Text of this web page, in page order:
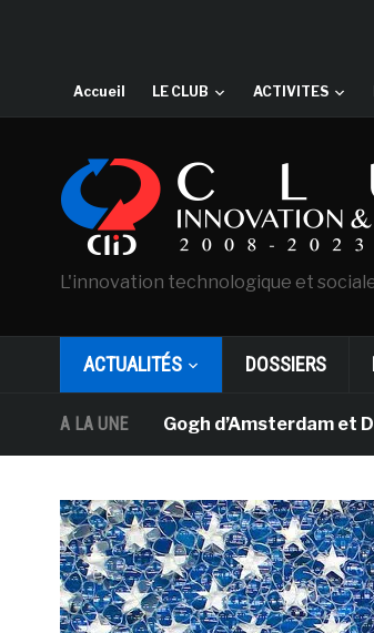
Accueil LE CLUB ACTIVITES
L'innovation technologique et
ACTUALITÉS DOSSIERS
A LA UNE
Van Gogh d’Amsterdam et DHL